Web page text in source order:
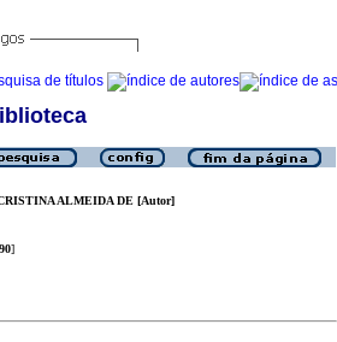
ALMEIDA DE [Autor]
]